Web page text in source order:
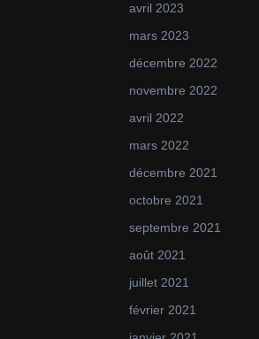
avril 2023
mars 2023
décembre 2022
novembre 2022
avril 2022
mars 2022
décembre 2021
octobre 2021
septembre 2021
août 2021
juillet 2021
février 2021